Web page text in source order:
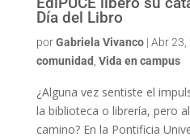
Día del Libro
porGabriela Vivanco| Abr 23,
comunidad Vida en campus
¿Alguna vez sentiste el
la biblioteca o librería, pero
camino? En la Pontificia